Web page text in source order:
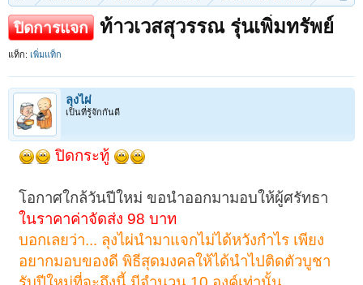
ปิดการแจก ท้าวเวสสุวรรณ รุ่นเพิ่มทรัพย์
แท็ก: เพิ่มแท็ก
ลุงไผ่
เป็นที่รู้จักกันดี
ปิดกระทู้
โอกาศใกล้วันปีใหม่ ขอนำออกมามอบให้ผู้ศรัทธา
ในราคาค่าจัดส่ง 98 บาท
บอกเลยว่า... ลุงไผ่นำมาแจกไม่ได้หวังกำไร เพียง
อยากมอบของดี พิธีสุดมงคลให้ได้นำไปติดตัวบูชา